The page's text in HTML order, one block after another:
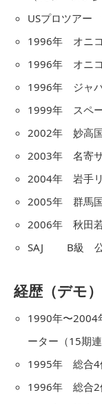
USプロツアー
1996年 オニ
1996年 オニ
1996年 ジャ
1999年 スペ
2002年 妙高
2003年 名寄
2004年 岩手
2005年 群馬
2006年 秋田
SAJ B級 公
経歴（デモ）
1990年〜2004
ーター（15期連
1995年 総合4
1996年 総合2